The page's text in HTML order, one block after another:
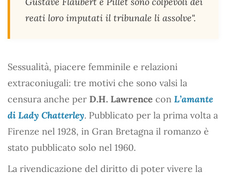
reati loro imputati il tribunale li assolve".
Sessualità, piacere femminile e relazioni
extraconiugali: tre motivi che sono valsi la
censura anche per D.H. Lawrence con L’amante
di Lady Chatterley. Pubblicato per la prima volta a
Firenze nel 1928, in Gran Bretagna il romanzo è
stato pubblicato solo nel 1960.
La rivendicazione del diritto di poter vivere la